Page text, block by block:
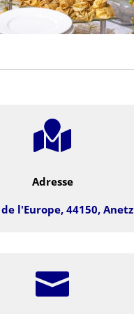

Adresse
l'Europe, 44150, Anetz
